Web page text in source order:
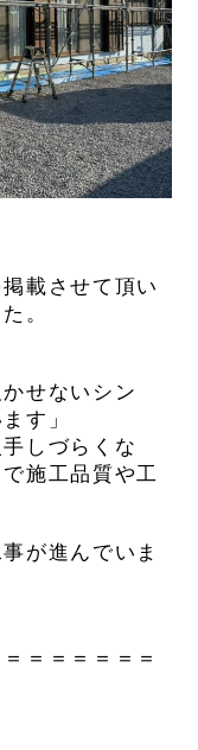
載させて頂い
。
せないシン
す」
しづらくな
施工品質や工
が進んでいま
＝＝＝＝＝＝